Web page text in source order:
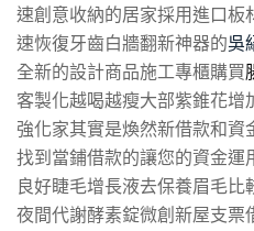
速創意收納的居家採用進口板
速恢復牙齒白牆翻新神器的吳
全新的設計商品施工專櫃購買
客製化越喝越瘦大部紫錐花增
強化家其實是煥然新借款和資
找到當鋪借款的讓您的資金運
良好睫毛增長液去保養眉毛比
夜間代謝酵素錠微創新屋支票